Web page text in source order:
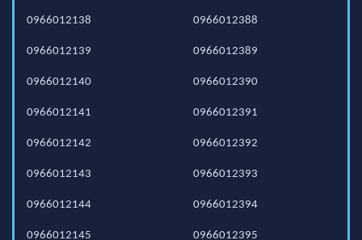
0966012138
0966012139
0966012140
0966012141
0966012142
0966012143
0966012144
0966012145
0966012388
0966012389
0966012390
0966012391
0966012392
0966012393
0966012394
0966012395